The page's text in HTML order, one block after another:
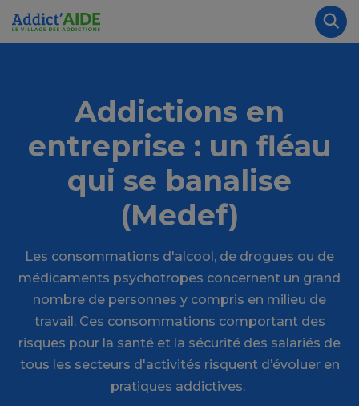
Aller au contenu principal
Addictions en
entreprise : un fléau
qui se banalise
(Medef)
Les consommations d'alcool, de drogues ou de
médicaments psychotropes concernent un grand
nombre de personnes y compris en milieu de
travail. Ces consommations comportant des
risques pour la santé et la sécurité des salariés de
tous les secteurs d'activités risquent d’évoluer en
pratiques addictives.
Panneau de gestion des cookies